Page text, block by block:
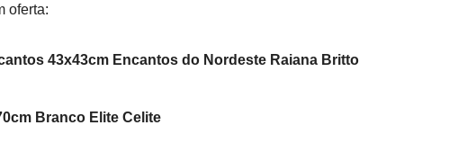
oferta:
43x43cm Encantos do Nordeste Raiana Britto
Branco Elite Celite